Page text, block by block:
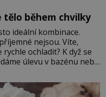
tělo během chvilky
ideální kombinace.
nejsou. Víte,
ochladit? K dyž se
úlevu v bazénu nebo
Pokud budete mít
si na vás